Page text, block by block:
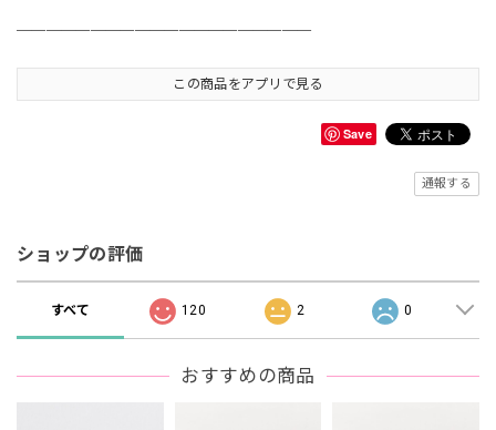
この商品をアプリで見る
Save
通報する
ショップの評価
すべて 120 2 0
おすすめの商品